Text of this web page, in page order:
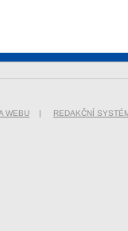
WEBU | REDAKČNÍ